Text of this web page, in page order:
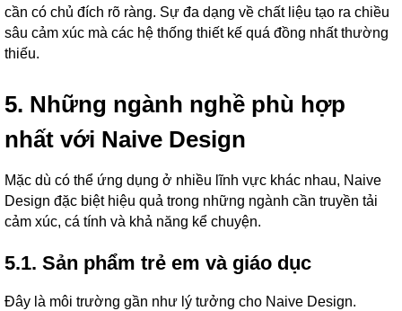
cần có chủ đích rõ ràng. Sự đa dạng về chất liệu tạo ra chiều
sâu cảm xúc mà các hệ thống thiết kế quá đồng nhất thường
thiếu.
5. Những ngành nghề phù hợp
nhất với Naive Design
Mặc dù có thể ứng dụng ở nhiều lĩnh vực khác nhau, Naive
Design đặc biệt hiệu quả trong những ngành cần truyền tải
cảm xúc, cá tính và khả năng kể chuyện.
5.1. Sản phẩm trẻ em và giáo dục
Đây là môi trường gần như lý tưởng cho Naive Design.